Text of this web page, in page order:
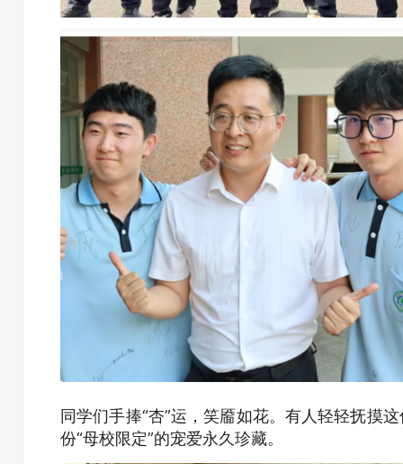
同学们手捧“杏”运，笑靥如花。有人轻轻抚摸
份“母校限定”的宠爱永久珍藏。